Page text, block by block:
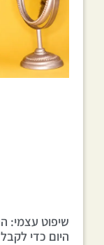
שיפוט עצמי:
היום כדי